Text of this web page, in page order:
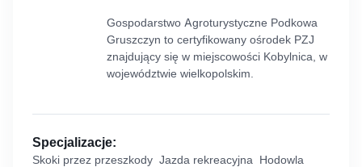
Gospodarstwo Agroturystyczne Podkowa
Gruszczyn to certyfikowany ośrodek PZJ
znajdujący się w miejscowości Kobylnica, w
województwie wielkopolskim.
Specjalizacje:
Skoki przez przeszkody Jazda rekreacyjna Hodowla